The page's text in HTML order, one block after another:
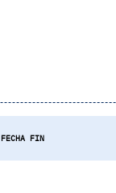
FECHA FIN